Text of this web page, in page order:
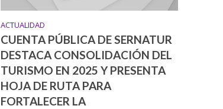
ACTUALIDAD
CUENTA PÚBLICA DE SERNATUR
DESTACA CONSOLIDACIÓN DEL
TURISMO EN 2025 Y PRESENTA
HOJA DE RUTA PARA
FORTALECER LA